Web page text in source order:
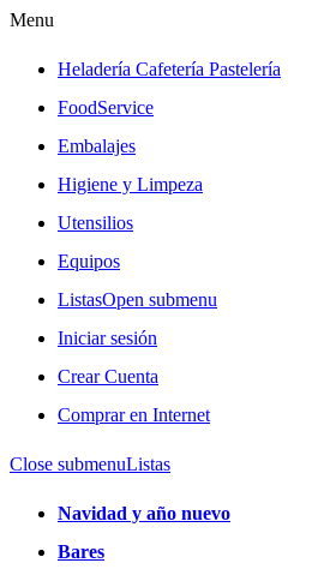
Menu
Heladería Cafetería Pastelería
FoodService
Embalajes
Higiene y Limpeza
Utensilios
Equipos
ListasOpen submenu
Iniciar sesión
Crear Cuenta
Comprar en Internet
Close submenuListas
Navidad y año nuevo
Bares